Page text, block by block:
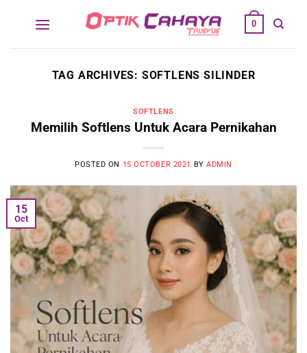
0
TAG ARCHIVES: SOFTLENS SILINDER
SOFTLENS
Memilih Softlens Untuk Acara Pernikahan
POSTED ON 15 OCTOBER 2021 BYADMIN
15
Oct